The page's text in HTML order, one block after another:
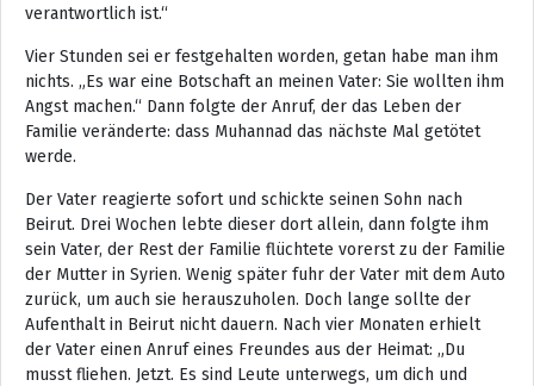
verantwortlich ist.“
Vier Stunden sei er festgehalten worden, getan habe man ihm
nichts. „Es war eine Botschaft an meinen Vater: Sie wollten ihm
Angst machen.“ Dann folgte der Anruf, der das Leben der
Familie veränderte: dass Muhannad das nächste Mal getötet
werde.
Der Vater reagierte sofort und schickte seinen Sohn nach
Beirut. Drei Wochen lebte dieser dort allein, dann folgte ihm
sein Vater, der Rest der Familie flüchtete vorerst zu der Familie
der Mutter in Syrien. Wenig später fuhr der Vater mit dem Auto
zurück, um auch sie herauszuholen. Doch lange sollte der
Aufenthalt in Beirut nicht dauern. Nach vier Monaten erhielt
der Vater einen Anruf eines Freundes aus der Heimat: „Du
musst fliehen. Jetzt. Es sind Leute unterwegs, um dich und